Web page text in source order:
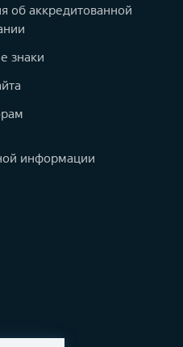
об аккредитованной
знаки
информации